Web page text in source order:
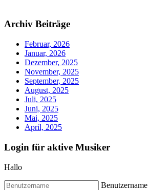
Archiv Beiträge
Februar, 2026
Januar, 2026
Dezember, 2025
November, 2025
September, 2025
August, 2025
Juli, 2025
Juni, 2025
Mai, 2025
April, 2025
Login für aktive Musiker
Hallo
Benutzername